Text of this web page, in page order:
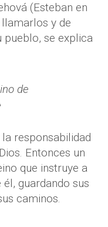
(Esteban en
y de
pueblo, se explica
de
responsabilidad
Entonces un
que instruye a
guardando sus
caminos.